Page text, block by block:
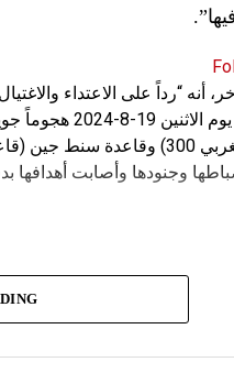
أنه “رداً على الاعتداء
المقاومة
(مقر قيادة اللواء الغربي
وجنودها وأصابت أهدافها